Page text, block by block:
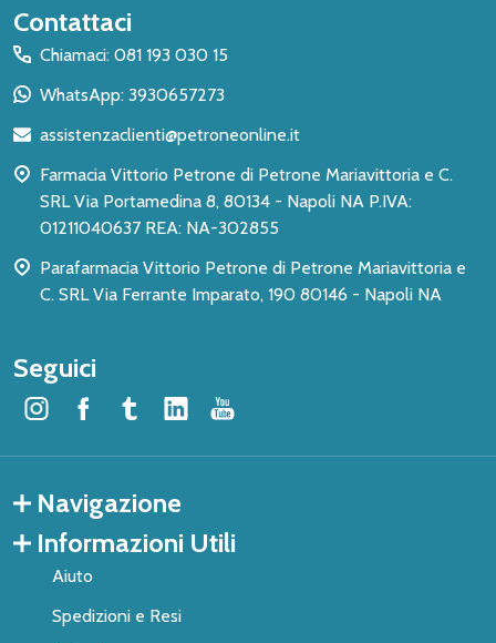
Inizio
del
piè
pagina
Contattaci
Chiamaci: 081 193 030 15
WhatsApp: 3930657273
assistenzaclienti@petroneonline.it
Farmacia Vittorio Petrone di Petrone Mariavittoria e C.
SRL Via Portamedina 8, 80134 - Napoli NA P.IVA:
01211040637 REA: NA-302855
Parafarmacia Vittorio Petrone di Petrone Mariavittoria e
C. SRL Via Ferrante Imparato, 190 80146 - Napoli NA
Seguici
Navigazione
Informazioni Utili
Aiuto
Spedizioni e Resi